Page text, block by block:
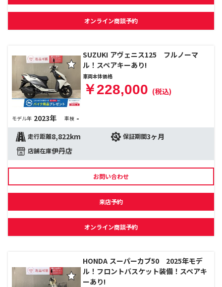
オンライン商談予約
SUZUKI アヴェニス125 フルノーマ
ル！スペアキーあり!
車両本体価格
￥228,000 (税込)
モデル年 2023年 車検 -
走行距離8,822km 保証期間3ヶ月
店舗在庫伊丹店
お問い合わせ
来店予約
オンライン商談予約
HONDA スーパーカブ50 2025年モデ
ル！フロントバスケット装備！スペアキ
ーあり!